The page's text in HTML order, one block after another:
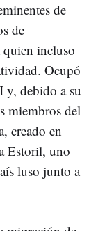
de
de
incluso
Ocupó
y, debido a su
miembros del
creado en
Estoril, uno
luso junto a